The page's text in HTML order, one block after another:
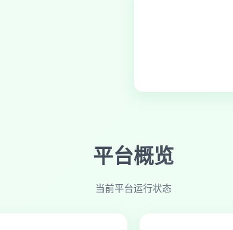
平台概览
当前平台运行状态